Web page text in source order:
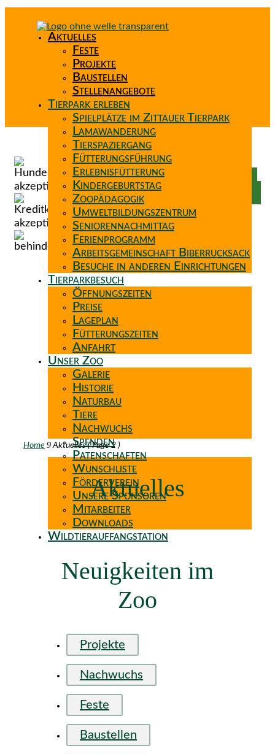
Aktuelles
Feste
Projekte
Baustellen
Stellenangebote
Tierpark erleben
Spielplätze im Zittauer Tierpark
Lamawanderung
Tierspaziergang
Fütterungsführung
Erlebnisfütterung
Kindergeburtstag
Zoopädagogik
Umweltbildungszentrum
Seniorennachmittag
Ferienprogramm
Arbeitsgemeinschaft Biberrucksack
Besuche in anderen Einrichtungen
Tierparkbesuch
Öffnungszeiten
Preise
Lageplan
Fütterungszeiten
Anfahrt
Unser Zoo
Galerie
Historie
Naturbau
Tiere
Nachwuchs
Spenden
Patenschaften
Wunschliste
Förderverein
Unsere Sponsoren
Mitarbeiter
Downloads
Wildtierauffangstation
Home 9 Aktuelles( Page 2 )
Aktuelles
Neuigkeiten im
Zoo
Projekte
Nachwuchs
Feste
Baustellen